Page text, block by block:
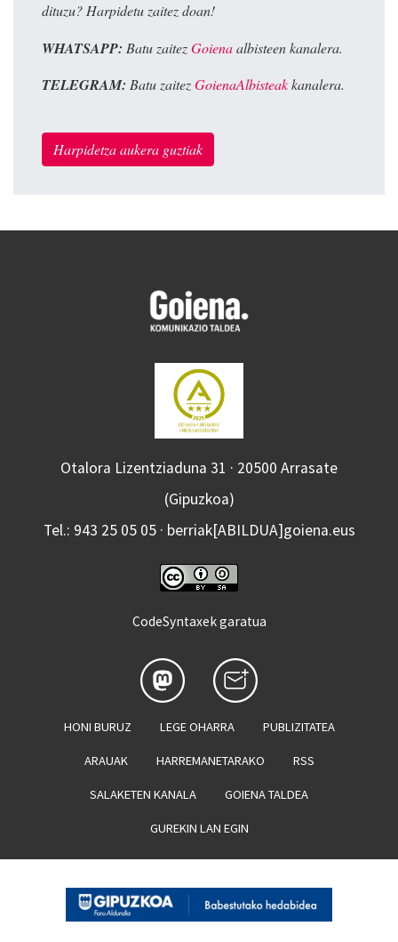
dituzu? Harpidetu zaitez doan!
WHATSAPP: Batu zaitezGoienaalbisteen kanalera.
TELEGRAM: Batu zaitezGoienaAlbisteakkanalera.
Harpidetza aukera guztiak
Otalora Lizentziaduna 31 · 20500 Arrasate
(Gipuzkoa)
Tel.: 943 25 05 05 · berriak[ABILDUA]goiena.eus
CodeSyntaxek garatua
HONI BURUZ LEGE OHARRA PUBLIZITATEA
ARAUAK HARREMANETARAKO RSS
SALAKETEN KANALA GOIENA TALDEA
GUREKIN LAN EGIN